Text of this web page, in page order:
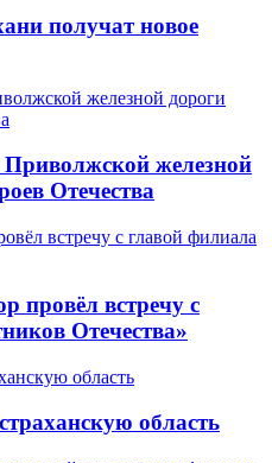
получат новое
железной
Отечества
провёл встречу с
Отечества»
область